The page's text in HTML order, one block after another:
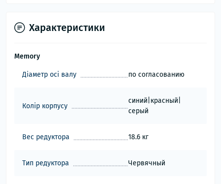
Характеристики
Memory
Діаметр осі валу по согласованию
Колір корпусу
синий|красный|
серый
Вес редуктора 18.6 кг
Тип редуктора Червячный